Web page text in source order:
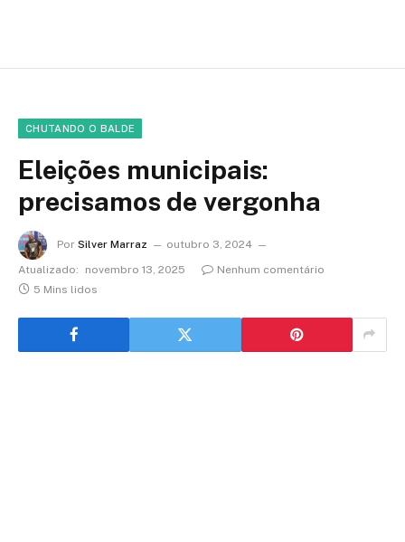
CHUTANDO O BALDE
Eleições municipais:
precisamos de vergonha
Por Silver Marraz
outubro 3, 2024
Atualizado:
novembro 13, 2025
Nenhum comentário
5 Mins lidos